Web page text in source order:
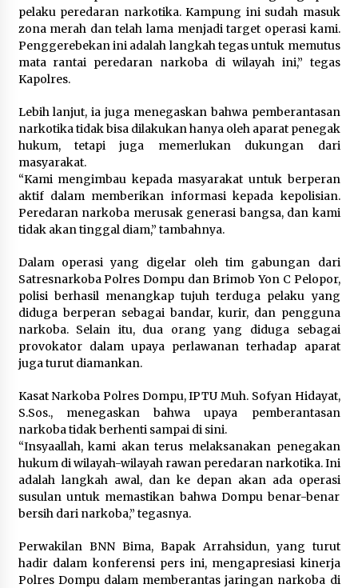
pelaku peredaran narkotika. Kampung ini sudah masuk
zona merah dan telah lama menjadi target operasi kami.
Penggerebekan ini adalah langkah tegas untuk memutus
mata rantai peredaran narkoba di wilayah ini,” tegas
Kapolres.
Lebih lanjut, ia juga menegaskan bahwa pemberantasan
narkotika tidak bisa dilakukan hanya oleh aparat penegak
hukum, tetapi juga memerlukan dukungan dari
masyarakat.
“Kami mengimbau kepada masyarakat untuk berperan
aktif dalam memberikan informasi kepada kepolisian.
Peredaran narkoba merusak generasi bangsa, dan kami
tidak akan tinggal diam,” tambahnya.
Dalam operasi yang digelar oleh tim gabungan dari
Satresnarkoba Polres Dompu dan Brimob Yon C Pelopor,
polisi berhasil menangkap tujuh terduga pelaku yang
diduga berperan sebagai bandar, kurir, dan pengguna
narkoba. Selain itu, dua orang yang diduga sebagai
provokator dalam upaya perlawanan terhadap aparat
juga turut diamankan.
Kasat Narkoba Polres Dompu, IPTU Muh. Sofyan Hidayat,
S.Sos., menegaskan bahwa upaya pemberantasan
narkoba tidak berhenti sampai di sini.
“Insyaallah, kami akan terus melaksanakan penegakan
hukum di wilayah-wilayah rawan peredaran narkotika. Ini
adalah langkah awal, dan ke depan akan ada operasi
susulan untuk memastikan bahwa Dompu benar-benar
bersih dari narkoba,” tegasnya.
Perwakilan BNN Bima, Bapak Arrahsidun, yang turut
hadir dalam konferensi pers ini, mengapresiasi kinerja
Polres Dompu dalam memberantas jaringan narkoba di